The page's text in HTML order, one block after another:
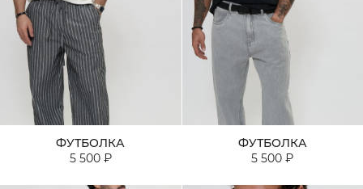
ФУТБОЛКА
5 500 ₽
ФУТБОЛКА
5 500 ₽